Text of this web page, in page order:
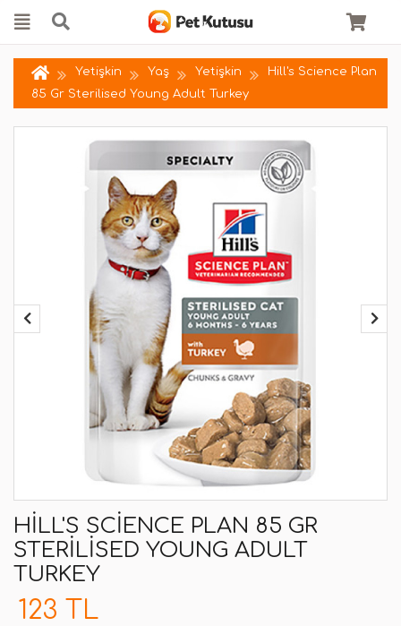
Yetişkin Yaş Yetişkin
Hill's Science Plan
85 Gr Sterilised Young Adult Turkey
HILL'S SCIENCE PLAN 85 GR
STERILISED YOUNG ADULT
TURKEY
123 TL